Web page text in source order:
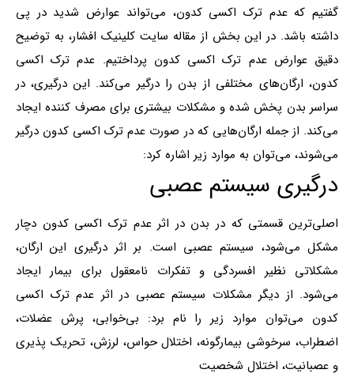
گفتیم که عدم ترک اکسی کدون، می‌تواند عوارض شدید در پی
داشته باشد. در این بخش از مقاله سایت کلینیک افشار، به توضیح
دقیق عوارض عدم ترک اکسی کدون پرداختیم. عدم ترک اکسی
کدون، ارگان‌های مختلفی از بدن را درگیر می‌کند. این درگیری، در
سراسر بدن پخش شده و مشکلات بیشتری برای مصرف کننده ایجاد
می‌کند. از جمله ارگان‌هایی که در صورت عدم ترک اکسی کدون درگیر
می‌شوند، می‌توان به موارد زیر اشاره کرد:
درگیری سیستم عصبی
اصلی‌ترین قسمتی که در بدن در اثر عدم ترک اکسی کدون دچار
مشکل می‌شود، سیستم عصبی است. بر اثر درگیری این ارگان،
مشکلاتی نظیر افسردگی و تفکرات نامعقول برای بیمار ایجاد
می‌شود. از دیگر مشکلات سیستم عصبی در اثر عدم ترک اکسی
کدون می‌توان موارد زیر را نام برد: بی‌خوابی، پرش عضلات،
اضطراب، سرخوشی بیمارگونه، اختلال حواس، لرزش، تحریک پذیری
و عصبانیت، اختلال شخصیت